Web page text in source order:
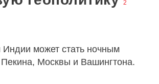
2
может стать ночным
Москвы и Вашингтона.